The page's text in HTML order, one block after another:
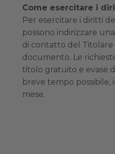
Come esercitare i
Per esercitare i diritti
possono indirizzare
di contatto del Titolare
documento. Le
titolo gratuito e evase
breve tempo possibile,
mese.